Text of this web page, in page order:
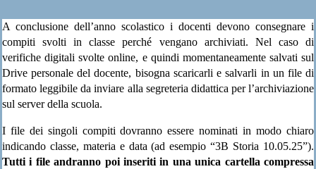
A conclusione dell’anno scolastico i docenti devono consegnare i
compiti svolti in classe perché vengano archiviati. Nel caso di
verifiche digitali svolte online, e quindi momentaneamente salvati sul
Drive personale del docente, bisogna scaricarli e salvarli in un file di
formato leggibile da inviare alla segreteria didattica per l’archiviazione
sul server della scuola.
I file dei singoli compiti dovranno essere nominati in modo chiaro
indicando classe, materia e data (ad esempio “3B Storia 10.05.25”).
Tutti i file andranno poi inseriti in una unica cartella compressa